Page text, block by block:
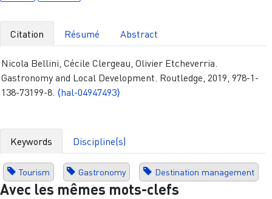
Citation Résumé Abstract
Nicola Bellini, Cécile Clergeau, Olivier Etcheverria.
Gastronomy and Local Development. Routledge, 2019, 978-1-
138-73199-8. ⟨hal-04947493⟩
Keywords Discipline(s)
Tourism Gastronomy Destination management
Avec les mêmes mots-clefs